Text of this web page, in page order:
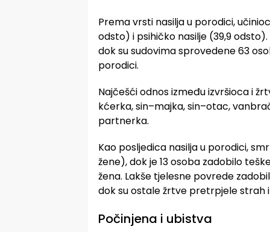
Prema vrsti nasilja u porodici,
odsto) i psihičko nasilje (39,9
dok su sudovima sprovedene 63
porodici.
Najčešći odnos između izvršioca i
kćerka, sin–majka, sin–otac,
partnerka.
Kao posljedica nasilja u porodici,
žene), dok je 13 osoba zadobilo
žena. Lakše tjelesne povrede
dok su ostale žrtve pretrpjele strah
Počinjena i ubistva